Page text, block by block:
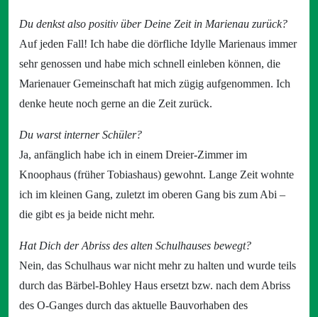
Du denkst also positiv über Deine Zeit in Marienau zurück?
Auf jeden Fall! Ich habe die dörfliche Idylle Marienaus immer
sehr genossen und habe mich schnell einleben können, die
Marienauer Gemeinschaft hat mich zügig aufgenommen. Ich
denke heute noch gerne an die Zeit zurück.
Du warst interner Schüler?
Ja, anfänglich habe ich in einem Dreier-Zimmer im
Knoophaus (früher Tobiashaus) gewohnt. Lange Zeit wohnte
ich im kleinen Gang, zuletzt im oberen Gang bis zum Abi –
die gibt es ja beide nicht mehr.
Hat Dich der Abriss des alten Schulhauses bewegt?
Nein, das Schulhaus war nicht mehr zu halten und wurde teils
durch das Bärbel-Bohley Haus ersetzt bzw. nach dem Abriss
des O-Ganges durch das aktuelle Bauvorhaben des